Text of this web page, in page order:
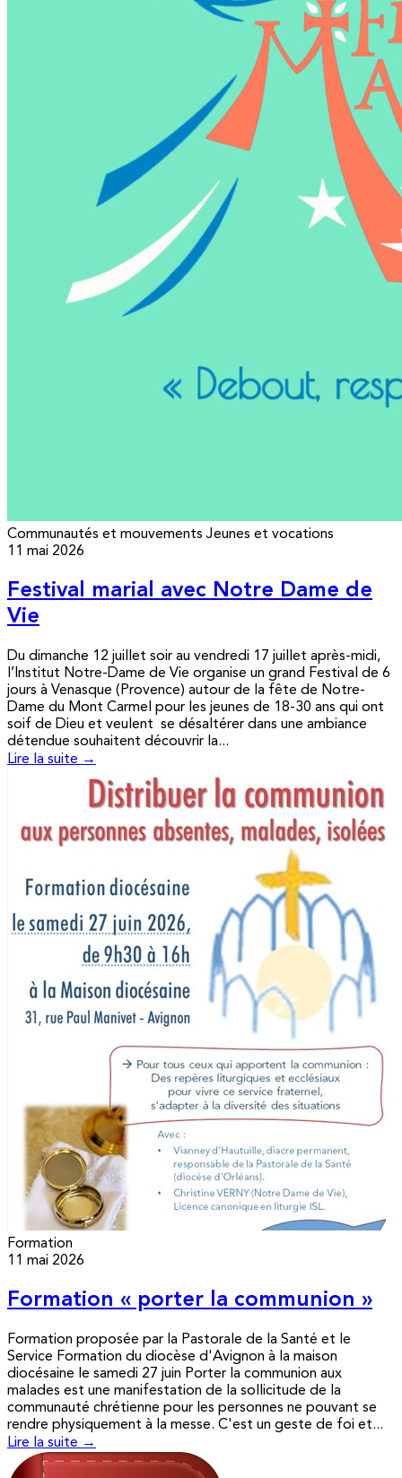
Communautés et mouvements Jeunes et vocations
11 mai 2026
Festival marial avec Notre Dame de
Vie
Du dimanche 12 juillet soir au vendredi 17 juillet après-midi,
l’Institut Notre-Dame de Vie organise un grand Festival de 6
jours à Venasque (Provence) autour de la fête de Notre-
Dame du Mont Carmel pour les jeunes de 18-30 ans qui ont
soif de Dieu et veulent se désaltérer dans une ambiance
détendue souhaitent découvrir la...
Lire la suite →
Formation
11 mai 2026
Formation « porter la communion »
Formation proposée par la Pastorale de la Santé et le
Service Formation du diocèse d'Avignon à la maison
diocésaine le samedi 27 juin Porter la communion aux
malades est une manifestation de la sollicitude de la
communauté chrétienne pour les personnes ne pouvant se
rendre physiquement à la messe. C'est un geste de foi et...
Lire la suite →